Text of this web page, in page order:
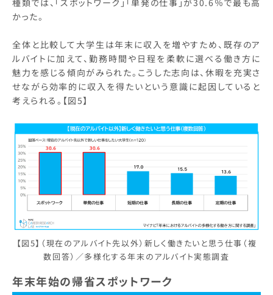
種類では、「スポットワーク」「単発の仕事」が30.6％で最も高
かった。
全体と比較して大学生は年末に収入を増やすため、既存のア
ルバイトに加えて、勤務時間や日程を柔軟に選べる働き方に
魅力を感じる傾向がみられた。こうした志向は、休暇を充実さ
せながら効率的に収入を得たいという意識に起因していると
考えられる。【図5】
【図5】（現在のアルバイト先以外）新しく働きたいと思う仕事（複
数回答）／多様化する年末のアルバイト実態調査
年末年始の帰省スポットワーク